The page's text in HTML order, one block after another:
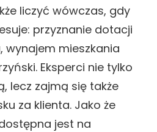
liczyć wówczas, gdy
przyznanie dotacji
wynajem mieszkania
Eksperci nie tylko
lecz zajmą się także
za klienta. Jako że
jest na